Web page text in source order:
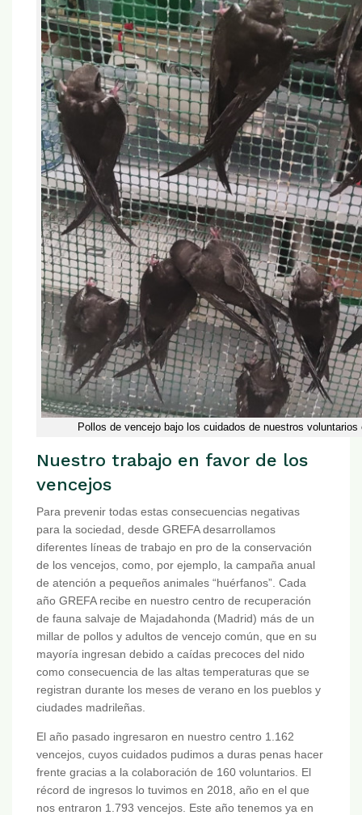
Pollos de vencejo bajo los cuidados de nuestros
Nuestro trabajo en favor de los
vencejos
Para prevenir todas estas consecuencias negativas
para la sociedad, desde GREFA desarrollamos
diferentes líneas de trabajo en pro de la conservación
de los vencejos, como, por ejemplo, la campaña anual
de atención a pequeños animales “huérfanos”. Cada
año GREFA recibe en nuestro centro de recuperación
de fauna salvaje de Majadahonda (Madrid) más de un
millar de pollos y adultos de vencejo común, que en su
mayoría ingresan debido a caídas precoces del nido
como consecuencia de las altas temperaturas que se
registran durante los meses de verano en los pueblos y
ciudades madrileñas.
El año pasado ingresaron en nuestro centro 1.162
vencejos, cuyos cuidados pudimos a duras penas hacer
frente gracias a la colaboración de 160 voluntarios. El
récord de ingresos lo tuvimos en 2018, año en el que
nos entraron 1.793 vencejos. Este año tenemos ya en